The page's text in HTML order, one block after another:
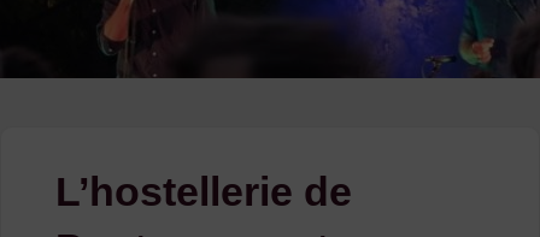
L’hostellerie de